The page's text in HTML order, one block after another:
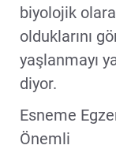
biyolojik
olduklarını
yaşlanmayı
diyor.
Esneme
Önemli